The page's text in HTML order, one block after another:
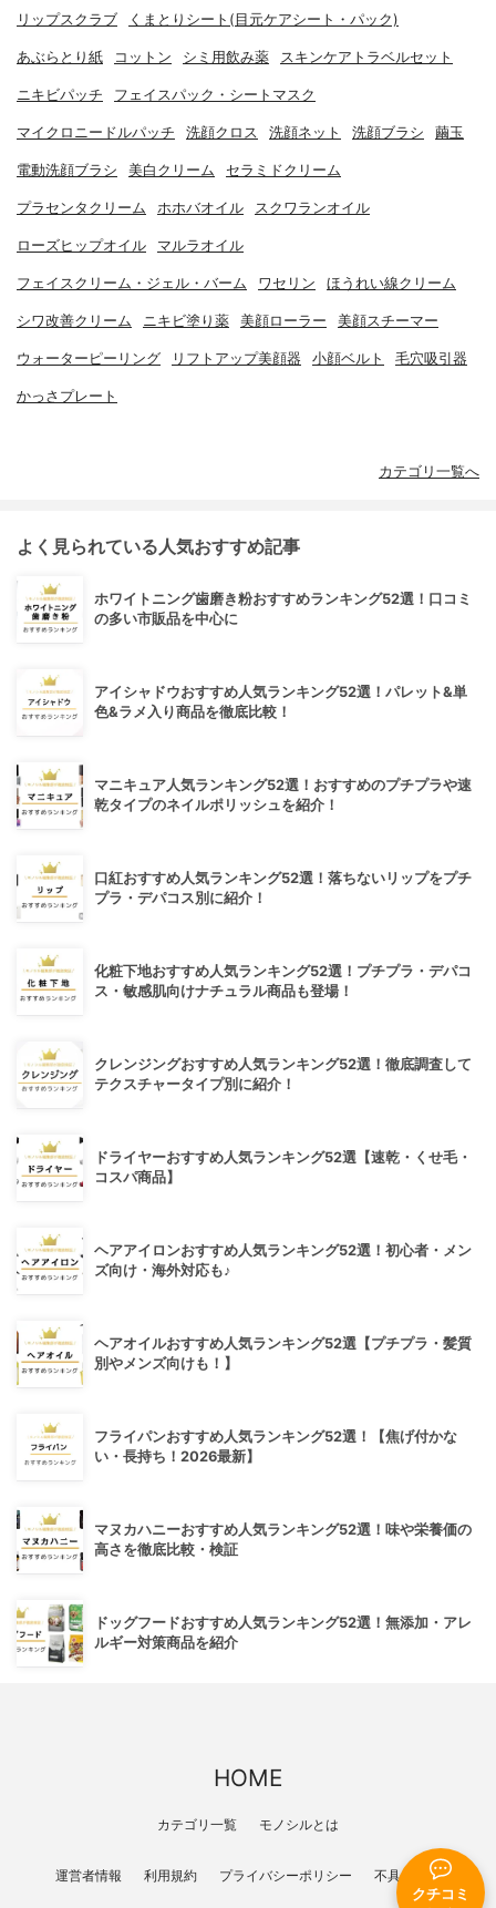
クチコミ
リップスクラブ くまとりシート(目元ケアシート・パック)
あぶらとり紙 コットン シミ用飲み薬 スキンケアトラベルセット
ニキビパッチ フェイスパック・シートマスク
マイクロニードルパッチ 洗顔クロス 洗顔ネット 洗顔ブラシ 繭玉
電動洗顔ブラシ 美白クリーム セラミドクリーム
プラセンタクリーム ホホバオイル スクワランオイル
ローズヒップオイル マルラオイル
フェイスクリーム・ジェル・バーム ワセリン ほうれい線クリーム
シワ改善クリーム ニキビ塗り薬 美顔ローラー 美顔スチーマー
ウォーターピーリング リフトアップ美顔器 小顔ベルト 毛穴吸引器
かっさプレート
カテゴリ一覧へ
よく見られている人気おすすめ記事
ホワイトニング歯磨き粉おすすめランキング52選！口コミ
の多い市販品を中心に
アイシャドウおすすめ人気ランキング52選！パレット&単
色&ラメ入り商品を徹底比較！
マニキュア人気ランキング52選！おすすめのプチプラや速
乾タイプのネイルポリッシュを紹介！
口紅おすすめ人気ランキング52選！落ちないリップをプチ
プラ・デパコス別に紹介！
化粧下地おすすめ人気ランキング52選！プチプラ・デパコ
ス・敏感肌向けナチュラル商品も登場！
クレンジングおすすめ人気ランキング52選！徹底調査して
テクスチャータイプ別に紹介！
ドライヤーおすすめ人気ランキング52選【速乾・くせ毛・
コスパ商品】
ヘアアイロンおすすめ人気ランキング52選！初心者・メン
ズ向け・海外対応も♪
ヘアオイルおすすめ人気ランキング52選【プチプラ・髪質
別やメンズ向けも！】
フライパンおすすめ人気ランキング52選！【焦げ付かな
い・長持ち！2026最新】
マヌカハニーおすすめ人気ランキング52選！味や栄養価の
高さを徹底比較・検証
ドッグフードおすすめ人気ランキング52選！無添加・アレ
ルギー対策商品を紹介
HOME
カテゴリ一覧 モノシルとは
運営者情報 利用規約 プライバシーポリシー 不具合報告